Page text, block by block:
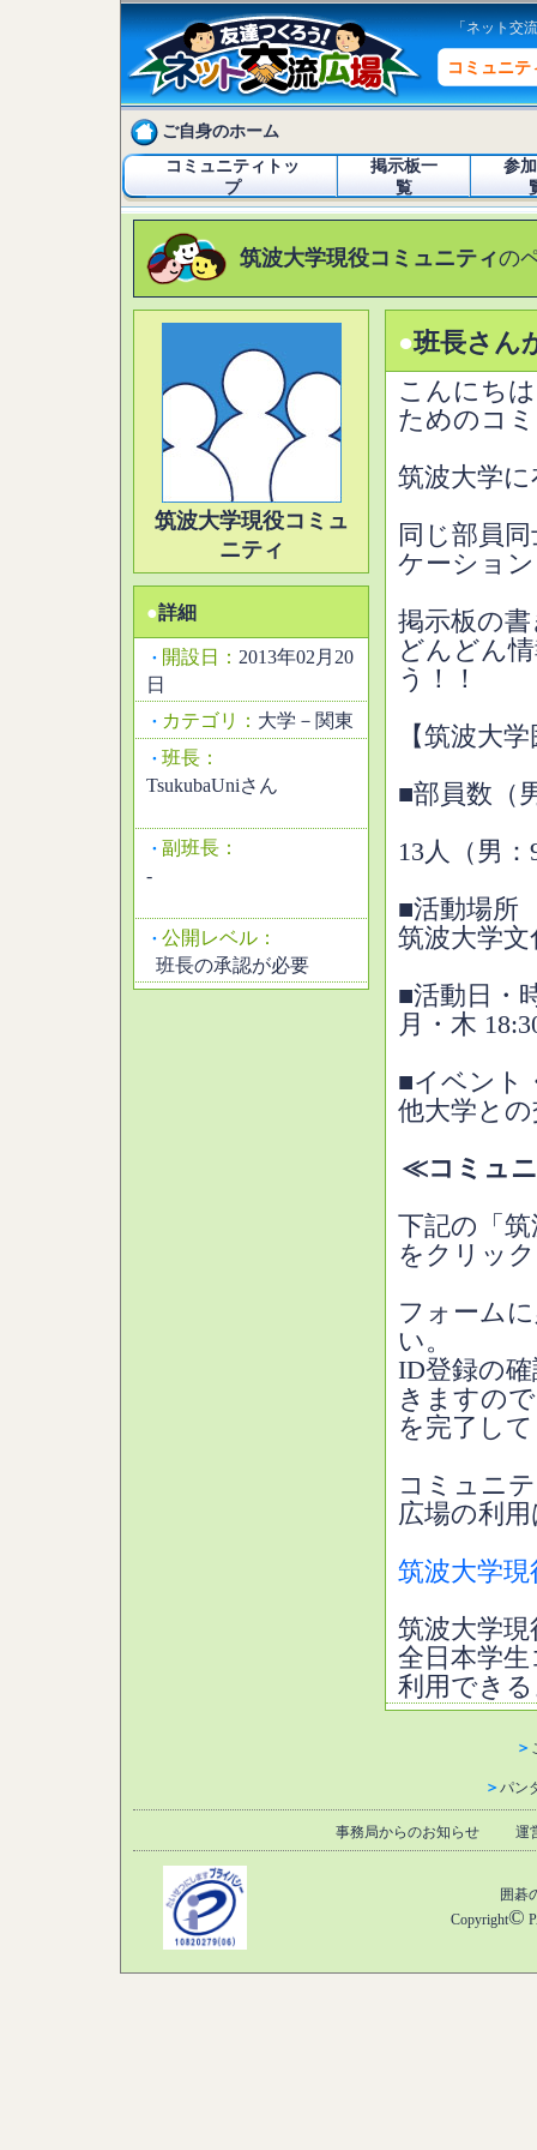
「ネット交
コミュニテ
ご自身のホーム
コミュニティトッ
プ
掲示板一
覧
参
筑波大学現役コミュニティの
筑波大学現役コミュ
ニティ
●詳細
・ 開設日： 2013年02月20
日
・ カテゴリ： 大学－関東
・ 班長：
TsukubaUniさん
・ 副班長：
-
・ 公開レベル：
班長の承認が必要
●班長さん
こんにち
ためのコ
筑波大学
同じ部員
ケーショ
掲示板の
どんどん
う！！
【筑波大
■部員数（
13人（男
■活動場所
筑波大学
■活動日・
月・木
■イベント
他大学と
≪コミュ
下記の「
をクリッ
フォーム
い。
ID登録の
きますの
を完了し
コミュニ
広場の利
筑波大学
筑波大学
全日本学
利用でき
＞
＞ パン
事務局からのお知らせ 運
囲碁
Copyright©